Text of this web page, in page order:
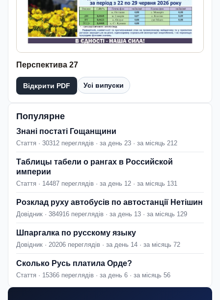
Перспектива 27
Відкрити PDF Усі випуски
Популярне
Знані постаті Гощанщини
Стаття · 30312 переглядів · за день 23 · за місяць 212
Таблицы табели о рангах в Российской
империи
Стаття · 14487 переглядів · за день 12 · за місяць 131
Розклад руху автобусів по автостанції Нетішин
Довідник · 384916 переглядів · за день 13 · за місяць 129
Шпаргалка по русскому языку
Довідник · 20206 переглядів · за день 14 · за місяць 72
Сколько Русь платила Орде?
Стаття · 15366 переглядів · за день 6 · за місяць 56